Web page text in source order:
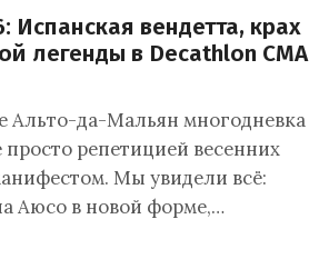
Испанская вендетта, крах
легенды в Decathlon CMA
Альто-да-Мальян многодневка
репетицией весенних
Мы увидели всё:
Аюсо в новой форме,…